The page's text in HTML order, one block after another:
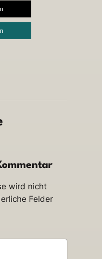
wird nicht
Felder